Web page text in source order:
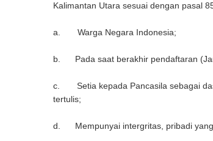
Kalimantan Utara sesuai dengan pasal
a. Warga Negara Indonesia;
b. Pada saat berakhir pendaftaran
c. Setia kepada Pancasila sebagai
tertulis;
d. Mempunyai intergritas, pribadi yang